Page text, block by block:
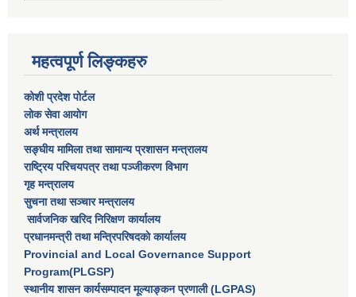
महत्वपूर्ण लिङ्कहरु
कोशी प्रदेश पोर्टल
लाेक सेवा आयाेग
अर्थ मन्त्रालय
सङ्घीय मामिला तथा सामान्य प्रशासन मन्त्रालय
राष्‍ट्रिय परिचयपत्र तथा पञ्‍जीकरण विभाग
गृह मन्त्रालय
सुचना तथा सञ्चार मन्त्रालय
सार्वजनिक खरिद निरिक्षण कार्यालय
प्रधानमन्त्री तथा मन्त्रिपरिषदकाे कार्यालय
Provincial and Local Governance Support
Program(PLGSP)
स्थानीय शासन कार्यसम्पादन मूल्याङ्कन प्रणाली (LGPAS)